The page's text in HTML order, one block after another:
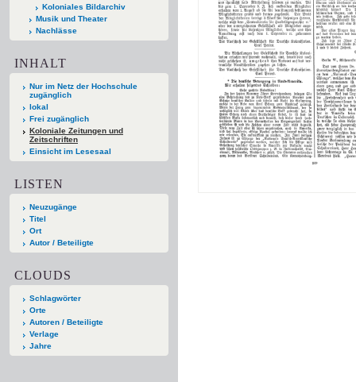
Koloniales Bildarchiv
Musik und Theater
Nachlässe
INHALT
Nur im Netz der Hochschule
zugänglich
lokal
Frei zugänglich
Koloniale Zeitungen und
Zeitschriften
Einsicht im Lesesaal
LISTEN
Neuzugänge
Titel
Ort
Autor / Beteiligte
CLOUDS
Schlagwörter
Orte
Autoren / Beteiligte
Verlage
Jahre